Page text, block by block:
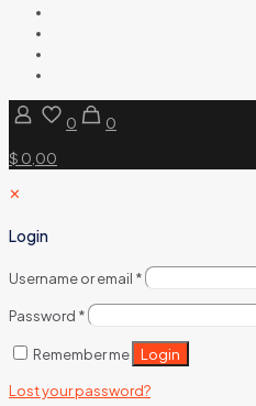
0
0
$ 0,00
✕
Login
Username or email *
Password *
Remember me Login
Lost your password?